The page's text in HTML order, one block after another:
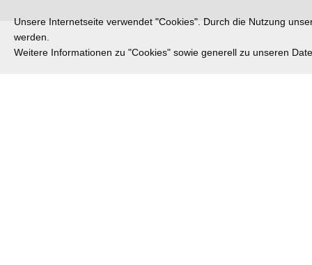
Unsere Internetseite verwendet "Cookies". Durch die Nutzung
werden.
Weitere Informationen zu "Cookies" sowie generell zu unseren